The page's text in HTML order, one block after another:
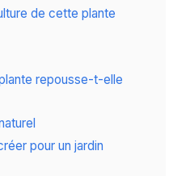
de cette plante
repousse-t-elle
pour un jardin